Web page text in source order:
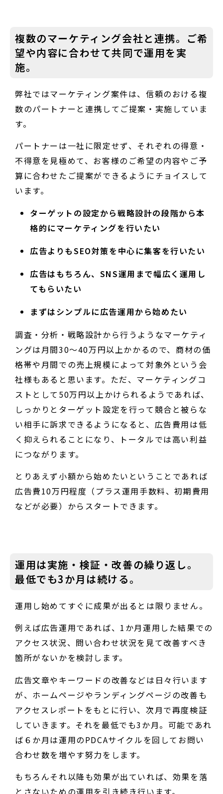
複数のマーケティング会社と連携。ご希
望や内容に合わせて共同で運用を実
施。
弊社ではマーケティング案件は、信頼のおける複
数のパートナーと連携してご提案・実施していま
す。
パートナーは一社に限定せず、それぞれの得意・
不得意を見極めて、お客様のご希望の内容やご予
算に合わせたご提案ができるようにチョイスして
います。
ターゲットの設定から戦略設計の段階から本
格的にマーケティングを行いたい
広告よりもSEO対策を中心に集客を行いたい
広告はもちろん、SNS運用まで幅広く運用し
てもらいたい
まずはシンプルに広告運用から始めたい
調査・分析・戦略設計から行うようなマーケティ
ングは月間30～40万円以上かかるので、商材の価
格帯や月間での売上規模によって対象外という会
社様もあると思います。ただ、マーケティングコ
ストとして50万円以上かけられるようであれば、
しっかりとターゲット設定を行って競合と被らな
い相手に訴求できるようになると、広告費用は低
く抑えられることになり、トータルでは高い利益
につながります。
とりあえず小額から始めたいということであれば
広告費10万円程度（プラス運用手数料、初期費用
などが必要）からスタートできます。
運用は実施・検証・改善の繰り返し。
最低でも3か月は続ける。
運用し始めてすぐに成果が出るとは限りません。
例えば広告運用であれば、1か月運用した結果での
アクセス状況、問い合わせ状況を見て改善すべき
箇所がないかを検討します。
広告文章やキーワードの改善などは日々行います
が、ホームページやランディングページの改善も
アクセスレポートをもとに行い、次月で再度検証
していきます。それを最低でも3か月。可能であれ
ば６か月は運用のPDCAサイクルを回してお問い
合わせ数を増やす努力をします。
もちろんそれ以降も効果が出ていれば、効果を落
とさないための運用を引き続き行います。